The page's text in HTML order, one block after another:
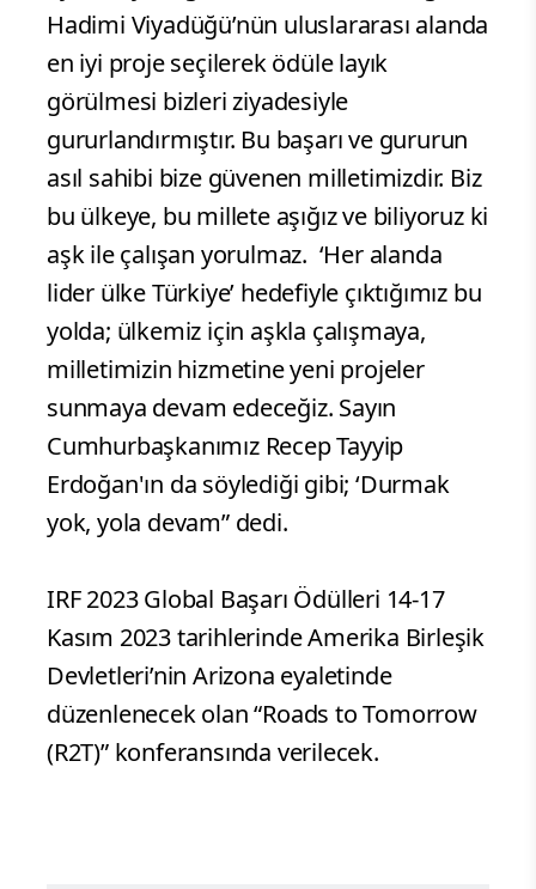
Hadimi Viyadüğü’nün uluslararası alanda
en iyi proje seçilerek ödüle layık
görülmesi bizleri ziyadesiyle
gururlandırmıştır. Bu başarı ve gururun
asıl sahibi bize güvenen milletimizdir. Biz
bu ülkeye, bu millete aşığız ve biliyoruz ki
aşk ile çalışan yorulmaz. ‘Her alanda
lider ülke Türkiye’ hedefiyle çıktığımız bu
yolda; ülkemiz için aşkla çalışmaya,
milletimizin hizmetine yeni projeler
sunmaya devam edeceğiz. Sayın
Cumhurbaşkanımız Recep Tayyip
Erdoğan'ın da söylediği gibi; ‘Durmak
yok, yola devam” dedi.
IRF 2023 Global Başarı Ödülleri 14-17
Kasım 2023 tarihlerinde Amerika Birleşik
Devletleri’nin Arizona eyaletinde
düzenlenecek olan “Roads to Tomorrow
(R2T)” konferansında verilecek.